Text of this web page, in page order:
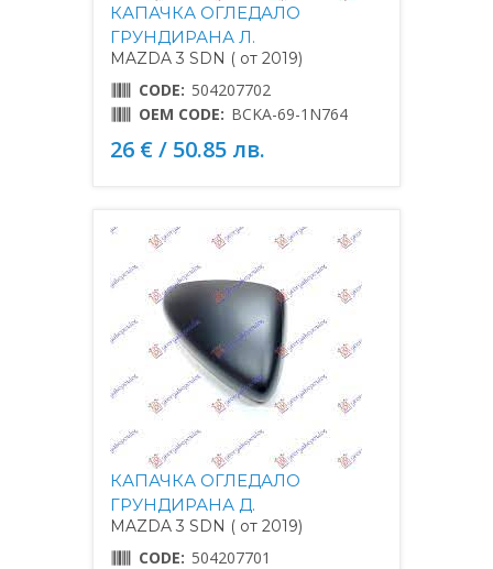
КАПАЧКА ОГЛЕДАЛО
ГРУНДИРАНА Л.
MAZDA 3 SDN ( от 2019)
CODE: 504207702
OEM CODE: BCKA-69-1N764
26 € / 50.85 лв.
КАПАЧКА ОГЛЕДАЛО
ГРУНДИРАНА Д.
MAZDA 3 SDN ( от 2019)
CODE: 504207701